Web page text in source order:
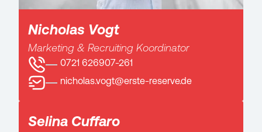
Nicholas Vogt
Marketing & Recruiting Koordinator
0721 626907-261
nicholas.vogt@erste-reserve.de
Selina Cuffaro